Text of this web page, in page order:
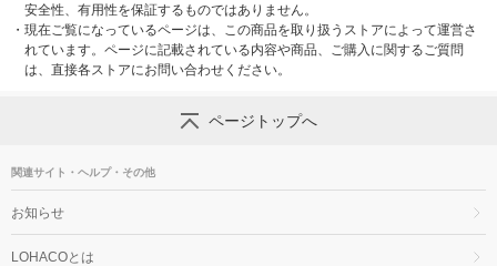
安全性、有用性を保証するものではありません。
・ 現在ご覧になっているページは、この商品を取り扱うストアによって運営さ
れています。ページに記載されている内容や商品、ご購入に関するご質問
は、直接各ストアにお問い合わせください。
ページトップへ
関連サイト・ヘルプ・その他
お知らせ
LOHACOとは